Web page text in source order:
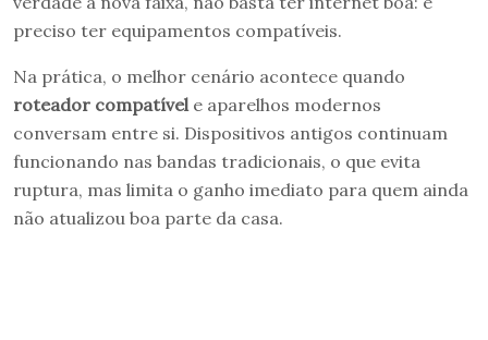
preciso ter equipamentos compatíveis.
Na prática, o melhor cenário acontece quando
roteador compatívele aparelhos modernos
conversam entre si. Dispositivos antigos continuam
funcionando nas bandas tradicionais, o que evita
ruptura, mas limita o ganho imediato para quem ainda
não atualizou boa parte da casa.